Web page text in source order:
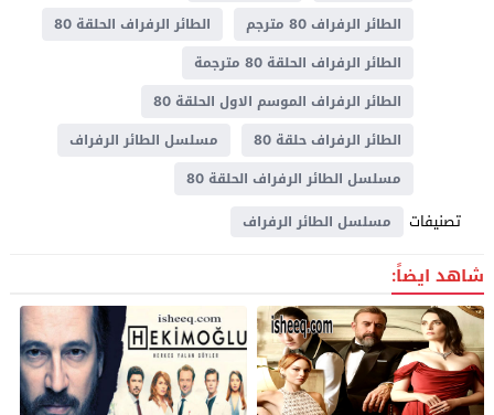
الطائر الرفراف 80 مترجم
الطائر الرفراف الحلقة 80
الطائر الرفراف الحلقة 80 مترجمة
الطائر الرفراف الموسم الاول الحلقة 80
الطائر الرفراف حلقة 80
مسلسل الطائر الرفراف
مسلسل الطائر الرفراف الحلقة 80
تصنيفات مسلسل الطائر الرفراف
شاهد ايضاً: